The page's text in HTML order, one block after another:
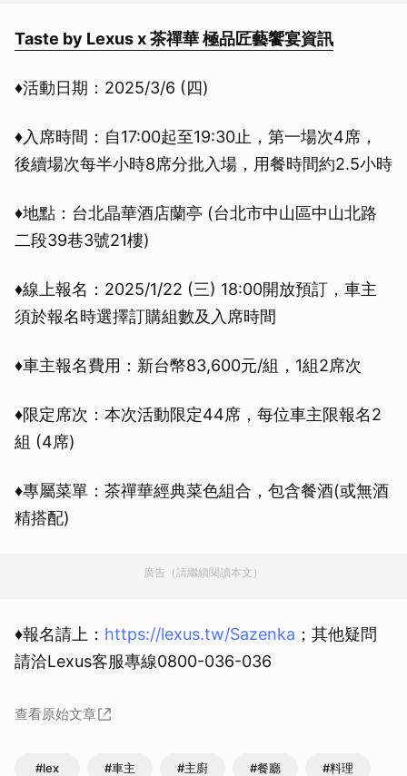
Taste by Lexus x 茶禪華 極品匠藝饗宴資訊
♦活動日期：2025/3/6 (四)
♦入席時間：自17:00起至19:30止，第一場次4席，
後續場次每半小時8席分批入場，用餐時間約2.5小時
♦地點：台北晶華酒店蘭亭 (台北市中山區中山北路
二段39巷3號21樓)
♦線上報名：2025/1/22 (三) 18:00開放預訂，車主
須於報名時選擇訂購組數及入席時間
♦車主報名費用：新台幣83,600元/組，1組2席次
♦限定席次：本次活動限定44席，每位車主限報名2
組 (4席)
♦專屬菜單：茶禪華經典菜色組合，包含餐酒(或無酒
精搭配)
廣告（請繼續閱讀本文）
♦報名請上： https://lexus.tw/Sazenka ；其他疑問
請洽Lexus客服專線0800-036-036
查看原始文章
#lex #車主 #主廚 #餐廳 #料理